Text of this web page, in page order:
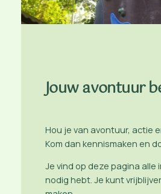
Jouw avontuur
Hou je van avontuur, actie
Kom dan kennismaken en
Je vind op deze pagina alle
nodig hebt. Je kunt